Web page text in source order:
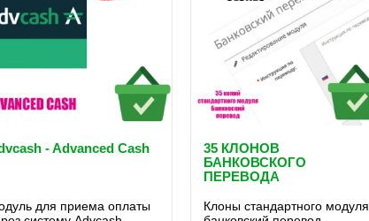
- Advanced Cash
для приема оплаты
35 КЛОНОВ
БАНКОВСКОГО
ПЕРЕВОДА
OC2.3
Клоны стандартного модуля